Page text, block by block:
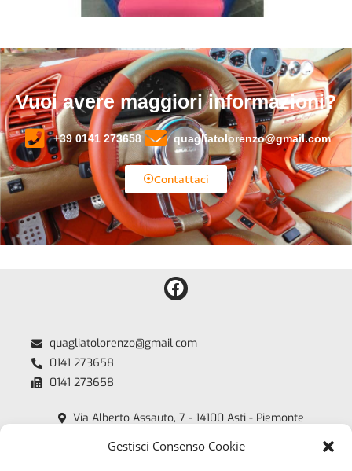
Gestisci Consenso Cookie
Vuoi avere maggiori informazioni?
+39 0141 273658 quagliatolorenzo@gmail.com
Contattaci
quagliatolorenzo@gmail.com
0141 273658
0141 273658
Via Alberto Assauto, 7 - 14100 Asti - Piemonte
Quagliato Lorenzo - P.iva: 00218450054